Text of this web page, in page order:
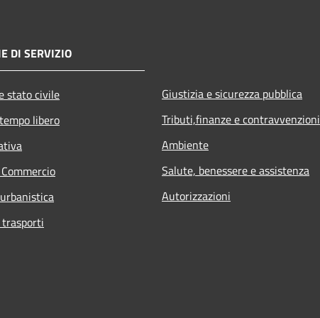
DI SERVIZIO
stato civile
libero
Giustizia e sicurezza pubblica
Tributi,finanze e contravvenzioni
Ambiente
Salute, benessere e assistenza
Autorizzazioni